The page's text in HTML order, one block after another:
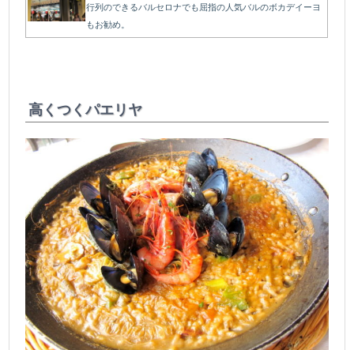
行列のできるバルセロナでも屈指の人気バルのボカデイーヨ
もお勧め。
高くつくパエリヤ